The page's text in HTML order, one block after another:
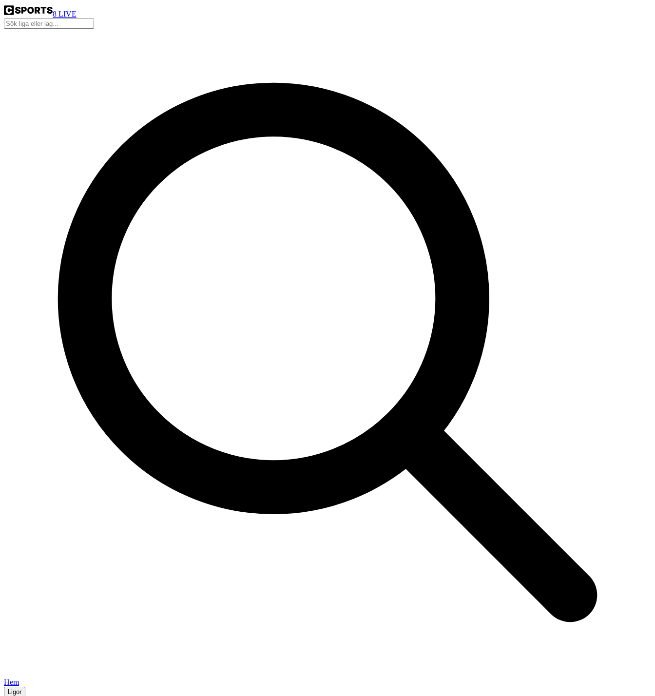
8 LIVE
Hem
Ligor